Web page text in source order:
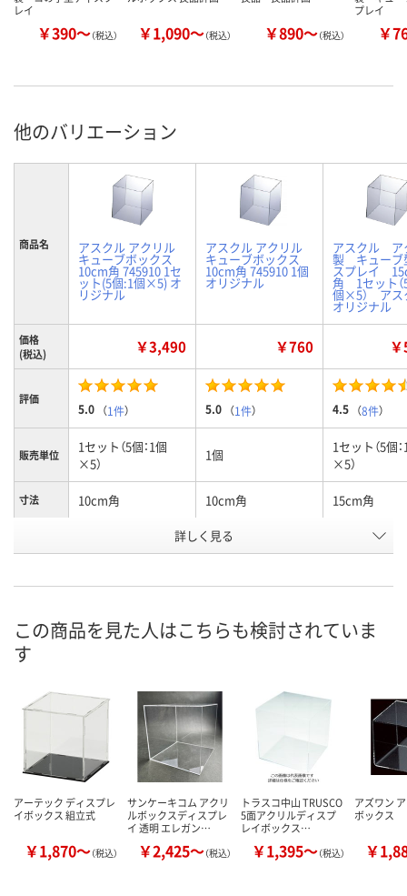
レイ
￥390～（税込） ￥1,090～（税込） ￥890～（税込）
プレイ
￥
他のバリエーション
商品名 アスクル アクリル
キューブボックス
10cm角 745910 1セ
ット(5個:1個×5) オ
リジナル
アスクル アクリル
キューブボックス
10cm角 745910 1個
オリジナル
アスクル ア
製 キューブ
スプレイ
角 1セット（
個×5） ア
オリジナル
価格
(税込)
￥3,490 ￥760
評価
5.0 （1件） 5.0 （1件） 4.5 （8件）
販売単位
1セット（5個：1個
×5）
1個
1セット（5個
×5）
寸法 10cm角 10cm角 15cm角
2335932 8920958
お届け日 8月8日（土） 8月8日（土）
ついてご連絡
数量
カゴへ
数量
カ
詳しく見る
この商品を見た人はこちらも検討されていま
す
アーテック ディスプレ
イボックス 組立式
￥1,870～（税込）
サンケーキコム アクリ
ルボックスディスプレ
イ 透明 エレガン…
￥2,425～（税込）
トラスコ中山 TRUSCO
5面アクリルディスプ
レイボックス…
￥1,395～（税込）
アズワン
ボックス
￥